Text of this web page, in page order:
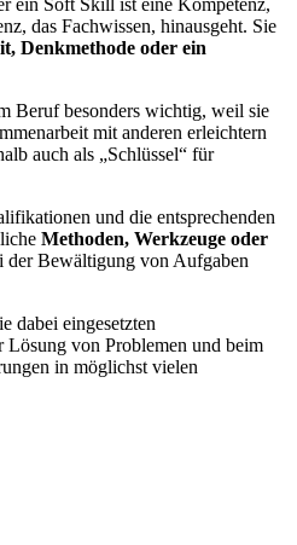
das Fachwissen, hinausgeht. Sie
Denkmethode oder ein
Beruf besonders wichtig, weil sie
mit anderen erleichtern
auch als „Schlüssel“ für
und die entsprechenden
Methoden, Werkzeuge oder
der Bewältigung von Aufgaben
dabei eingesetzten
Lösung von Problemen und beim
in möglichst vielen